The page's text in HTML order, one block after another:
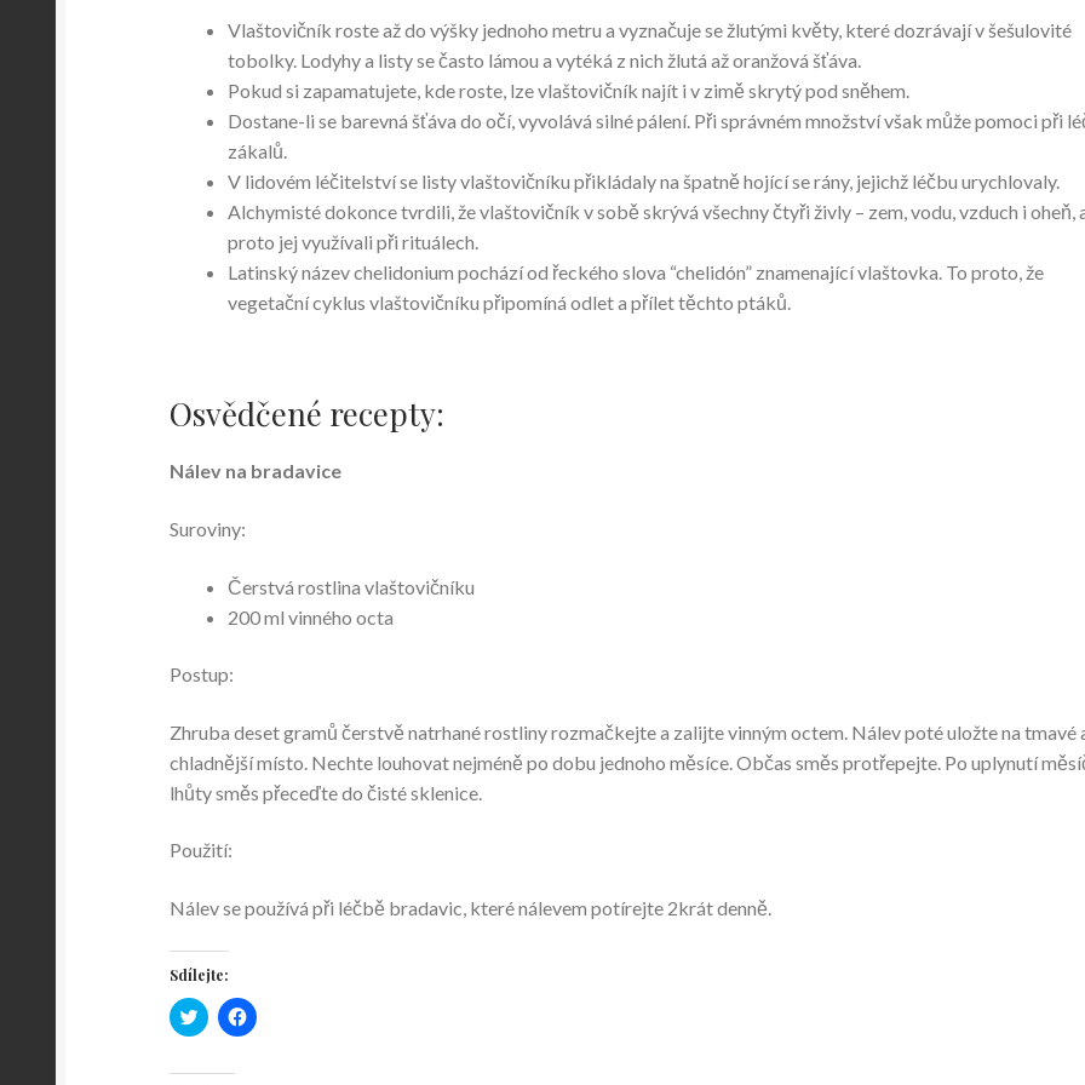
Vlaštovičník roste až do výšky jednoho metru a vyznačuje se žlutými květy, které dozrávají v šešulovité
tobolky. Lodyhy a listy se často lámou a vytéká z nich žlutá až oranžová šťáva.
Pokud si zapamatujete, kde roste, lze vlaštovičník najít i v zimě skrytý pod sněhem.
Dostane-li se barevná šťáva do očí, vyvolává silné pálení. Při správném množství však může pomoci při
zákalů.
V lidovém léčitelství se listy vlaštovičníku přikládaly na špatně hojící se rány, jejichž léčbu urychlovaly.
Alchymisté dokonce tvrdili, že vlaštovičník v sobě skrývá všechny čtyři živly – zem, vodu, vzduch i oheň,
proto jej využívali při rituálech.
Latinský název chelidonium pochází od řeckého slova “chelidón” znamenající vlaštovka. To proto, že
vegetační cyklus vlaštovičníku připomíná odlet a přílet těchto ptáků.
Osvědčené recepty:
Nálev na bradavice
Suroviny:
Čerstvá rostlina vlaštovičníku
200 ml vinného octa
Postup:
Zhruba deset gramů čerstvě natrhané rostliny rozmačkejte a zalijte vinným octem. Nálev poté uložte na tmavé
chladnější místo. Nechte louhovat nejméně po dobu jednoho měsíce. Občas směs protřepejte. Po uplynutí
lhůty směs přeceďte do čisté sklenice.
Použití:
Nálev se používá při léčbě bradavic, které nálevem potírejte 2krát denně.
Sdílejte:
C
l
k
C
l